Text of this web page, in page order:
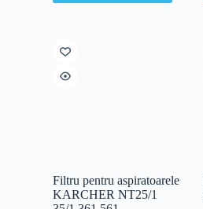
Filtru pentru aspiratoarele
KARCHER NT25/1